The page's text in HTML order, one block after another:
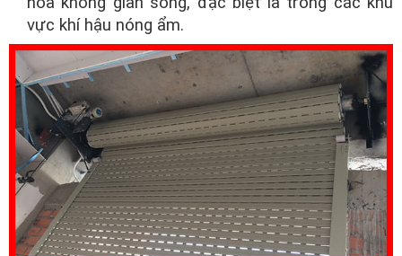
vực khí hậu nóng ẩm.